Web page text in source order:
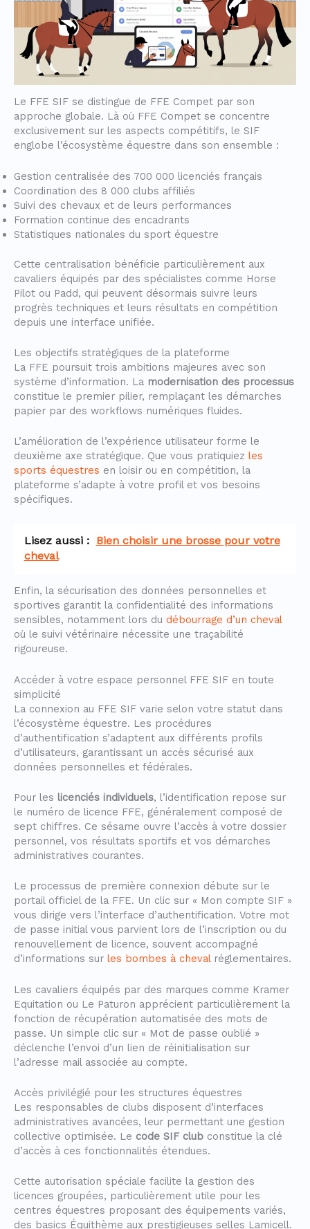
Le FFE SIF se distingue de FFE Compet par son
approche globale. Là où FFE Compet se concentre
exclusivement sur les aspects compétitifs, le SIF
englobe l’écosystème équestre dans son ensemble :
Gestion centralisée des 700 000 licenciés français
Coordination des 8 000 clubs affiliés
Suivi des chevaux et de leurs performances
Formation continue des encadrants
Statistiques nationales du sport équestre
Cette centralisation bénéficie particulièrement aux
cavaliers équipés par des spécialistes comme Horse
Pilot ou Padd, qui peuvent désormais suivre leurs
progrès techniques et leurs résultats en compétition
depuis une interface unifiée.
Les objectifs stratégiques de la plateforme
La FFE poursuit trois ambitions majeures avec son
système d’information. La modernisation des processus
constitue le premier pilier, remplaçant les démarches
papier par des workflows numériques fluides.
L’amélioration de l’expérience utilisateur forme le
deuxième axe stratégique. Que vous pratiquiez les
sports équestres en loisir ou en compétition, la
plateforme s’adapte à votre profil et vos besoins
spécifiques.
Lisez aussi :
Bien choisir une brosse pour votre
cheval
Enfin, la sécurisation des données personnelles et
sportives garantit la confidentialité des informations
sensibles, notamment lors du débourrage d’un cheval
où le suivi vétérinaire nécessite une traçabilité
rigoureuse.
Accéder à votre espace personnel FFE SIF en toute
simplicité
La connexion au FFE SIF varie selon votre statut dans
l’écosystème équestre. Les procédures
d’authentification s’adaptent aux différents profils
d’utilisateurs, garantissant un accès sécurisé aux
données personnelles et fédérales.
Pour les licenciés individuels, l’identification repose sur
le numéro de licence FFE, généralement composé de
sept chiffres. Ce sésame ouvre l’accès à votre dossier
personnel, vos résultats sportifs et vos démarches
administratives courantes.
Le processus de première connexion débute sur le
portail officiel de la FFE. Un clic sur « Mon compte SIF »
vous dirige vers l’interface d’authentification. Votre mot
de passe initial vous parvient lors de l’inscription ou du
renouvellement de licence, souvent accompagné
d’informations sur les bombes à chevalréglementaires.
Les cavaliers équipés par des marques comme Kramer
Equitation ou Le Paturon apprécient particulièrement la
fonction de récupération automatisée des mots de
passe. Un simple clic sur « Mot de passe oublié »
déclenche l’envoi d’un lien de réinitialisation sur
l’adresse mail associée au compte.
Accès privilégié pour les structures équestres
Les responsables de clubs disposent d’interfaces
administratives avancées, leur permettant une gestion
collective optimisée. Le code SIF club constitue la clé
d’accès à ces fonctionnalités étendues.
Cette autorisation spéciale facilite la gestion des
licences groupées, particulièrement utile pour les
centres équestres proposant des équipements variés,
des basics Équithème aux prestigieuses selles Lamicell.